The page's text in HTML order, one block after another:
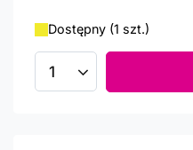
Dostępny (1 szt.)
Ilość produktów